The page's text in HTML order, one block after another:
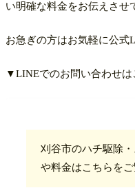
い明確な料金をお伝えさせ
お急ぎの方はお気軽に公式
​▼LINEでのお問い合わせは
刈谷市のハチ駆除
や料金はこちらをご